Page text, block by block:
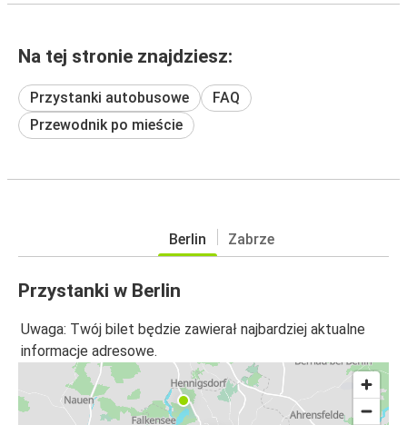
Na tej stronie znajdziesz:
Przystanki autobusowe
FAQ
Przewodnik po mieście
Berlin Zabrze
Przystanki w Berlin
Uwaga: Twój bilet będzie zawierał najbardziej aktualne
informacje adresowe.